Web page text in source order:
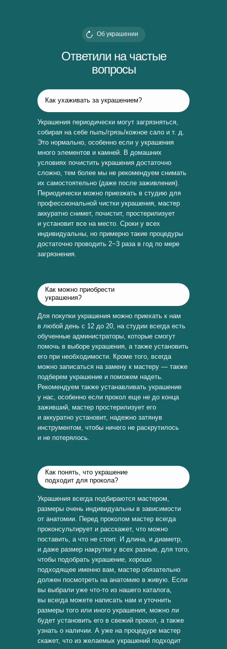
Ответили на частые
вопросы
Об украшении
Как ухаживать за украшением?
Украшения периодически могут загрязняться,
собирая на себе пыль/грязь/кожное сало и т. д.
Это нормально, особенно если у украшения
много элементов и камней. В домашних
условиях почистить украшения достаточно
сложно, тем более мы не рекомендуем снимать
их самостоятельно (даже после заживления).
Периодически можно приезжать в студию для
профессиональной чистки украшения, мастер
аккуратно снимет, почистит, простерилизует
и установит все на место. Сроки у всех
индивидуальны, но примерно такие процедуры
достаточно проводить 2−3 раза в год по мере
загрязнения.
Как можно приобрести
украшения?
Для покупки украшения можно приехать к нам
в любой день с 12 до 20, на студии всегда есть
обученные администраторы, которые смогут
помочь в выборе украшения, а также установить
его при необходимости. Кроме того, всегда
можно записаться на замену к мастеру — также
подберем украшение и поможем надеть.
Рекомендуем также устанавливать украшение
у нас, особенно если прокол еще не до конца
заживший, мастер простерилизует его
и аккуратно установит, надежно затянув
инструментом, чтобы ничего не раскрутилось
и не потерялось.
Как понять, что украшение
подходит для прокола?
Украшения всегда подбираются мастером,
размеры очень индивидуальны в зависимости
от анатомии. Перед проколом мастер всегда
проконсультирует и расскажет, что можно
поставить, а что не стоит. И длина, и диаметр,
и даже размер накрутки у всех разные, для того,
чтобы подобрать украшение, хорошо
подходящее именно вам, мастер обязательно
должен посмотреть на анатомию в живую. Если
вы выбрали уже что-то из нашего каталога,
вы всегда можете написать нам и уточнить
размеры того или иного украшения, можно ли
будет установить его в свежий прокол, а также
узнать о наличии. А уже на процедуре мастер
скажет, что из желаемых украшений подходит